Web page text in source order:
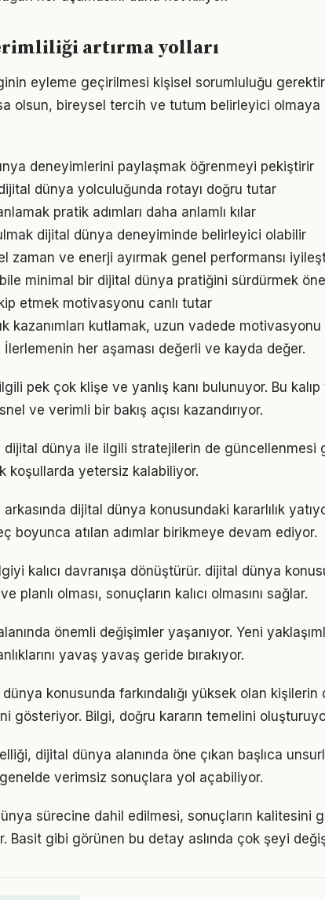
artırma yolları
eyleme geçirilmesi kişisel sorumluluğu
olsun, bireysel tercih ve tutum belirleyici olmaya
deneyimlerini paylaşmak öğrenmeyi pekiştirir
dünya yolculuğunda rotayı doğru tutar
pratik adımları daha anlamlı kılar
dijital dünya deneyiminde belirleyici olabilir
zaman ve enerji ayırmak genel performansı
minimal bir dijital dünya pratiğini sürdürmek
etmek motivasyonu canlı tutar
kazanımları kutlamak, uzun vadede motivasyonu
her aşaması değerli ve kayda değer.
pek çok klişe ve yanlış kanı bulunuyor. Bu kalıp
ve verimli bir bakış açısı kazandırıyor.
dijital dünya ile ilgili stratejilerin de güncellenmesi
koşullarda yetersiz kalabiliyor.
dijital dünya konusundaki kararlılık
boyunca atılan adımlar birikmeye devam ediyor.
kalıcı davranışa dönüştürür. dijital dünya
planlı olması, sonuçların kalıcı olmasını sağlar.
önemli değişimler yaşanıyor. Yeni
yavaş yavaş geride bırakıyor.
konusunda farkındalığı yüksek olan kişilerin
gösteriyor. Bilgi, doğru kararın temelini
dijital dünya alanında öne çıkan başlıca
verimsiz sonuçlara yol açabiliyor.
sürecine dahil edilmesi, sonuçların kalitesini
Basit gibi görünen bu detay aslında çok şeyi